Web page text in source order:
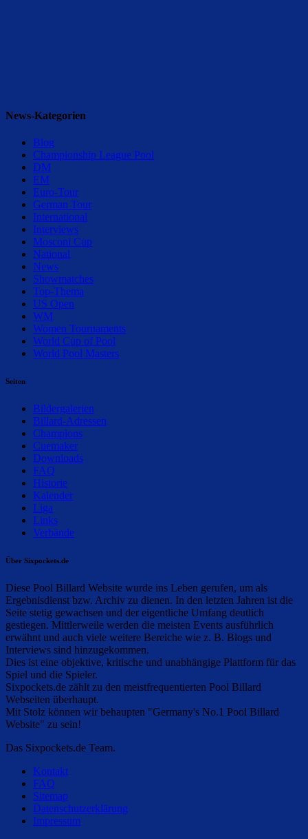
News-Kategorien
Blog
Championship League Pool
DM
EM
Euro-Tour
German Tour
International
Interviews
Mosconi Cup
National
News
Showmatches
Top-Thema
US Open
WM
Women Tournaments
World Cup of Pool
World Pool Masters
Seiten
Bildergalerien
Billard-Adressen
Champions
Cuemaker
Downloads
FAQ
Historie
Kalender
Liga
Links
Verbände
Über Sixpockets.de
Diese Pool Billard Website wurde ins Leben gerufen, um als
Ergebnisdienst bzw. Archiv zu dienen. In den letzten Jahren ist die
Seite stetig gewachsen und der eigentliche Umfang deutlich
gestiegen. Mittlerweile werden die meisten Events ausführlich
erwähnt und auch viele weitere Bereiche wie z. B. Blogs und
Interviews sind hinzugekommen.
Dies ist eine objektive, kritische und unabhängige Plattform für das
Spiel und die Spieler.
Sixpockets.de zählt zu den meistfrequentierten Pool Billard
Webseiten überhaupt.
Mit Stolz können wir behaupten "Germany's No.1 Pool Billard
Website" zu sein!
Das Sixpockets.de Team.
Kontakt
FAQ
Sitemap
Datenschutzerklärung
Impressum